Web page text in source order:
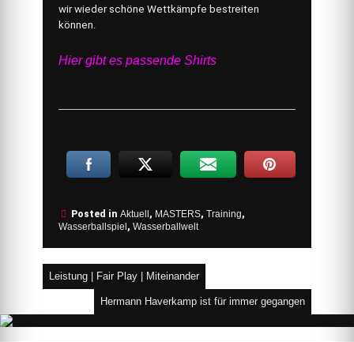
wir wieder schöne Wettkämpfe bestreiten
können.
Hier gibt es passende Shirts
Posted in Aktuell , MASTERS, Training,
Wasserballspiel , Wasserballwelt
Beitragsnavigation
Leistung | Fair Play | Miteinander
Hermann Haverkamp ist für immer gegangen